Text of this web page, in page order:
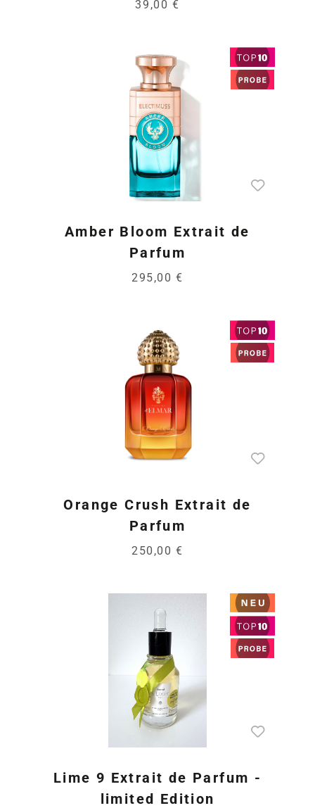
39,00 €
Amber Bloom Extrait de
Parfum
295,00 €
Orange Crush Extrait de
Parfum
250,00 €
Lime 9 Extrait de Parfum -
limited Edition